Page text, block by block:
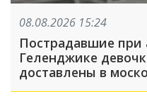
08.08.2026 15:24
Пострадавшие при
Геленджике
доставлены в